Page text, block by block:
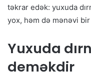
təkrar edək: yuxuda
yox, həm də mənəvi
Yuxuda
deməkdir